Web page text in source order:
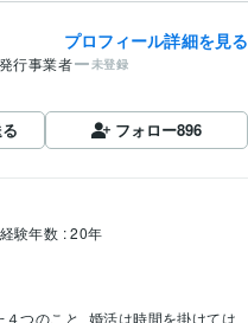
プロフィール詳細を見る
行事業者 未登録
フォロー896
経験年数 : 20年
つのこと 婚活は時間を掛けては